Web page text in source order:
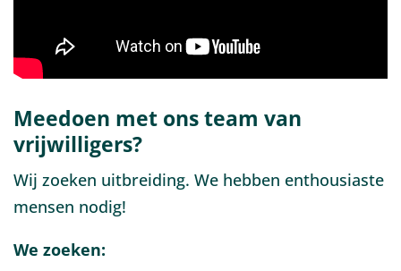
Meedoen met ons team van
vrijwilligers?
Wij zoeken uitbreiding. We hebben enthousiaste
mensen nodig!
We zoeken: